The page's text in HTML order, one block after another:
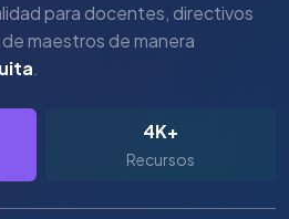
para docentes, directivos
maestros de manera
.
4K+
Recursos